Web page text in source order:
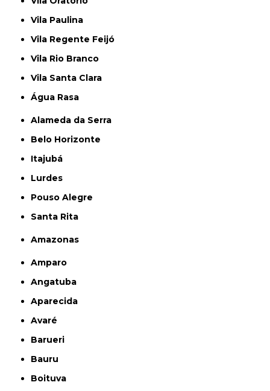
Vila Paulina
Vila Regente Feijó
Vila Rio Branco
Vila Santa Clara
Água Rasa
Alameda da Serra
Belo Horizonte
Itajubá
Lurdes
Pouso Alegre
Santa Rita
Amazonas
Amparo
Angatuba
Aparecida
Avaré
Barueri
Bauru
Boituva